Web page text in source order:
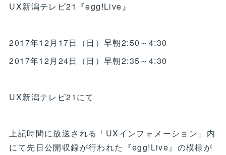
UX新潟テレビ21『egg!Live』
2017年12月17日（日）早朝2:50～4:30
2017年12月24日（日）早朝2:35～4:30
UX新潟テレビ21にて
上記時間に放送される「UXインフォメーション」内
にて先日公開収録が行われた『egg!Live』の模様が